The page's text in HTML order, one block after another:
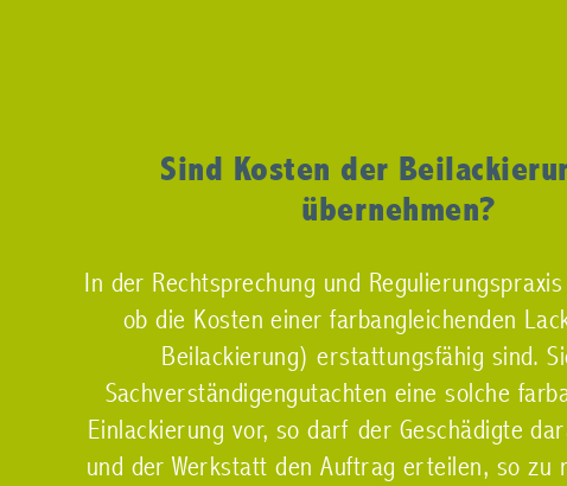
Sind Kosten der
übernehmen?
In der Rechtsprechung und
ob die Kosten einer farbangleichenden
Beilackierung) erstattungsfähig sind.
Sachverständigengutachten eine solche
Einlackierung vor, so darf der Geschädigte
und der Werkstatt den Auftrag erteilen, so zu